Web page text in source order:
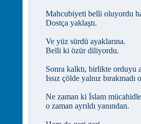
Mahcubiyeti belli oluyordu
Dostça yaklaştı.
Ve yüz sürdü ayaklarına.
Belli ki özür diliyordu.
Sonra kalktı, birlikte orduyu
Issız çölde yalnız bırakmadı
Ne zaman ki İslam
o zaman ayrıldı yanından.